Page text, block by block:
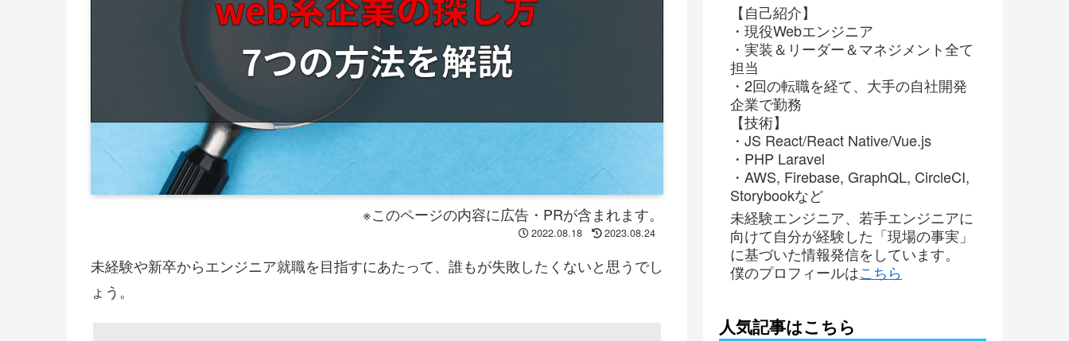
※このページの内容に広告・PRが含まれます。
2022.08.18 2023.08.24
未経験や新卒からエンジニア就職を目指すにあたって、誰もが失敗したくないと思うでし
ょう。
【自己紹介】
・現役Webエンジニア
・実装＆リーダー＆マネジメント全て
担当
・2回の転職を経て、大手の自社開発
企業で勤務
【技術】
・JS React/React Native/Vue.js
・PHP Laravel
・AWS, Firebase, GraphQL, CircleCI,
Storybookなど
未経験エンジニア、若手エンジニアに
向けて自分が経験した「現場の事実」
に基づいた情報発信をしています。
僕のプロフィールはこちら
人気記事はこちら